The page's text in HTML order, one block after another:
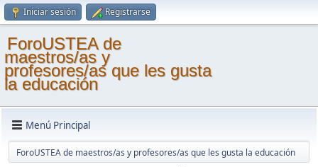
Iniciar sesión Registrarse
ForoUSTEA de
maestros/as y
profesores/as que les gusta
la educación
Menú Principal
ForoUSTEA de maestros/as y profesores/as que les gusta la educación